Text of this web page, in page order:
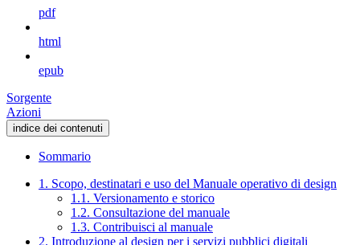
pdf
html
epub
Sorgente
Azioni
indice dei contenuti
Sommario
1. Scopo, destinatari e uso del Manuale operativo di design
1.1. Versionamento e storico
1.2. Consultazione del manuale
1.3. Contribuisci al manuale
2. Introduzione al design per i servizi pubblici digitali